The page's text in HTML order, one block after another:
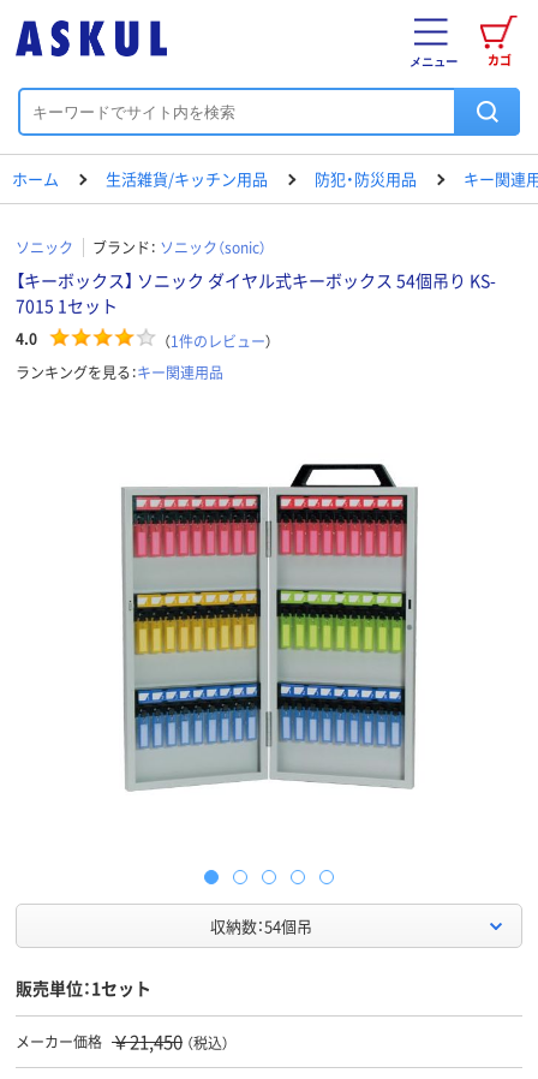
カゴ
メニュー
ホーム 生活雑貨/キッチン用品 防犯・防災用品 キー関連
ソニック ブランド： ソニック（sonic）
【キーボックス】 ソニック ダイヤル式キーボックス 54個吊り KS-
7015 1セット
4.0 （1件のレビュー）
ランキングを見る：キー関連用品
収納数：54個吊
販売単位：1セット
メーカー価格 ￥21,450 （税込）